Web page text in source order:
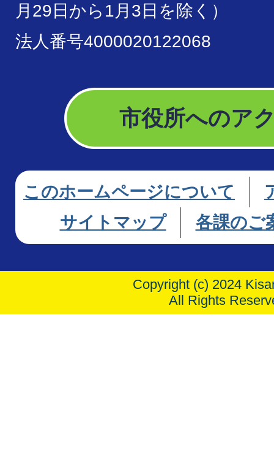
月29日から1月3日を除く）
法人番号4000020122068
市役所へのア
このホームページについて
サイトマップ
各課のご
Copyright (c) 2024
All Rights